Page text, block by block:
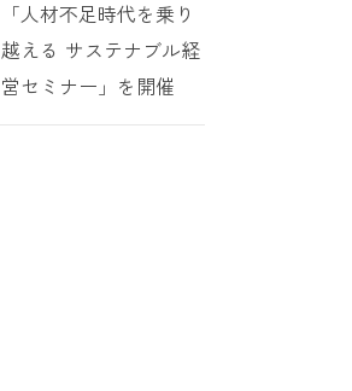
「人材不足時代を乗り
越える サステナブル経
営セミナー」を開催